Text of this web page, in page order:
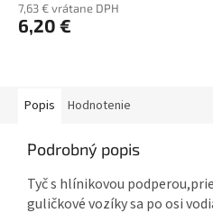
7,63 € vrátane DPH
6,20 €
Popis Hodnotenie
Podrobný popis
Tyč s hlínikovou
guličkové vozíky sa po osi